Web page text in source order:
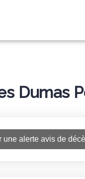
Dumas
une alerte avis de